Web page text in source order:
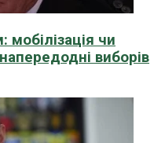
чи
виборів